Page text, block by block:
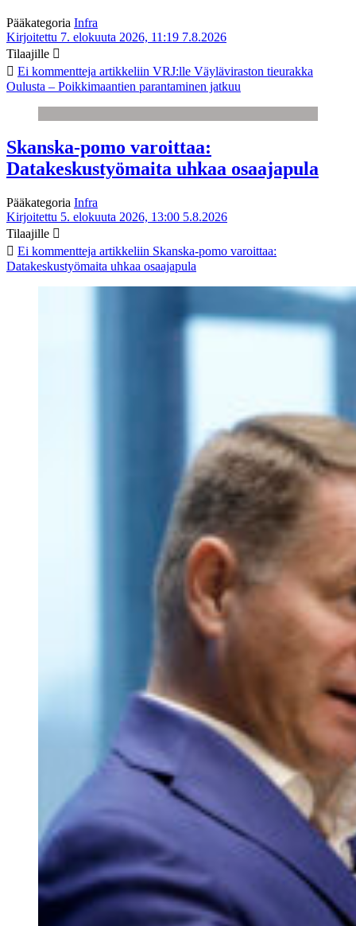
Pääkategoria Infra
Kirjoitettu 7. elokuuta 2026, 11:19 7.8.2026
Tilaajille
Ei kommentteja artikkeliin VRJ:lle Väyläviraston tieurakka
Oulusta – Poikkimaantien parantaminen jatkuu
Skanska-pomo varoittaa:
Datakeskustyömaita uhkaa osaajapula
Pääkategoria Infra
Kirjoitettu 5. elokuuta 2026, 13:00 5.8.2026
Tilaajille
Ei kommentteja artikkeliin Skanska-pomo varoittaa:
Datakeskustyömaita uhkaa osaajapula